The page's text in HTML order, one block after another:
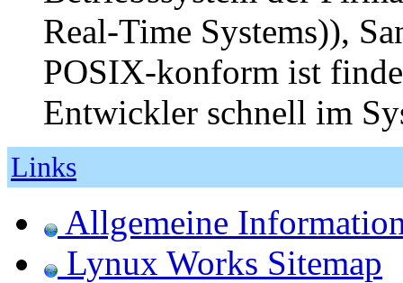
Real-Time Systems)),
POSIX-konform ist
Entwickler schnell im
Links
Allgemeine
Lynux Works Sitemap